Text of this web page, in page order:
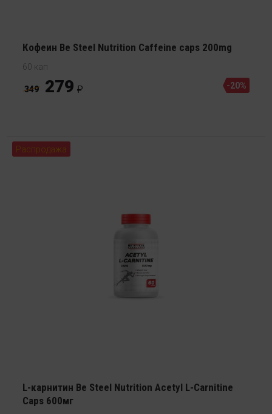
Кофеин Be Steel Nutrition Caffeine caps 200mg
60 кап
349 279 -20%
Распродажа
L-карнитин Be Steel Nutrition Acetyl L-Сarnitine
Caps 600мг